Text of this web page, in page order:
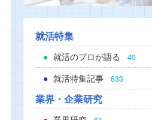
就活特集
就活のプロが語る 40
就活特集記事 633
業界・企業研究